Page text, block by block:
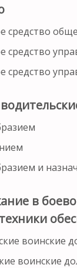
средство
средство
средство
и
в
воинские
воинские